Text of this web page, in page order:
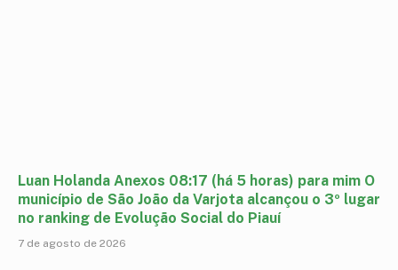
Luan Holanda Anexos 08:17 (há 5 horas) para mim O
município de São João da Varjota alcançou o 3º lugar
no ranking de Evolução Social do Piauí
7 de agosto de 2026